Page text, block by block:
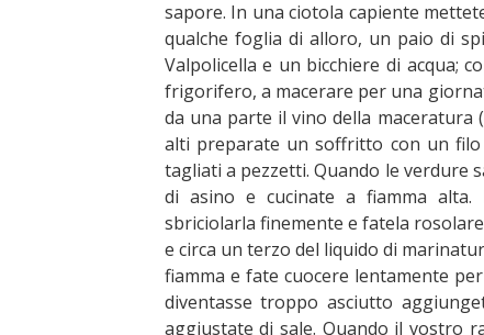
sapore. In una ciotola capiente
qualche foglia di alloro, un paio di
Valpolicella e un bicchiere di acqua;
frigorifero, a macerare per una
da una parte il vino della maceratura
alti preparate un soffritto con un
tagliati a pezzetti. Quando le verdure
di asino e cucinate a fiamma alta.
sbriciolarla finemente e fatela
e circa un terzo del liquido di
fiamma e fate cuocere lentamente
diventasse troppo asciutto
aggiustate di sale. Quando il vostro